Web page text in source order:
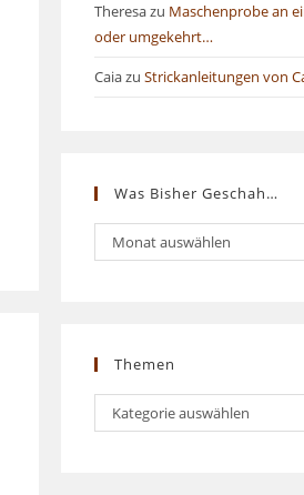
Theresazu Maschenprobe an
oder umgekehrt…
Caiazu Strickanleitungen von
Was Bisher Geschah…
Was
bisher
Monat auswählen
Themen
Themen
Kategorie auswählen